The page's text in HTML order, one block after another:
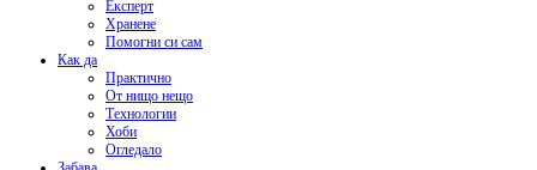
Експерт
Хранене
Помогни си сам
Как да
Практично
От нищо нещо
Технологии
Хоби
Огледало